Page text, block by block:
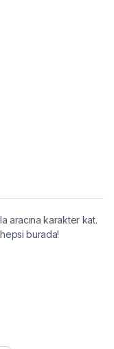
aracına karakter kat.
burada!